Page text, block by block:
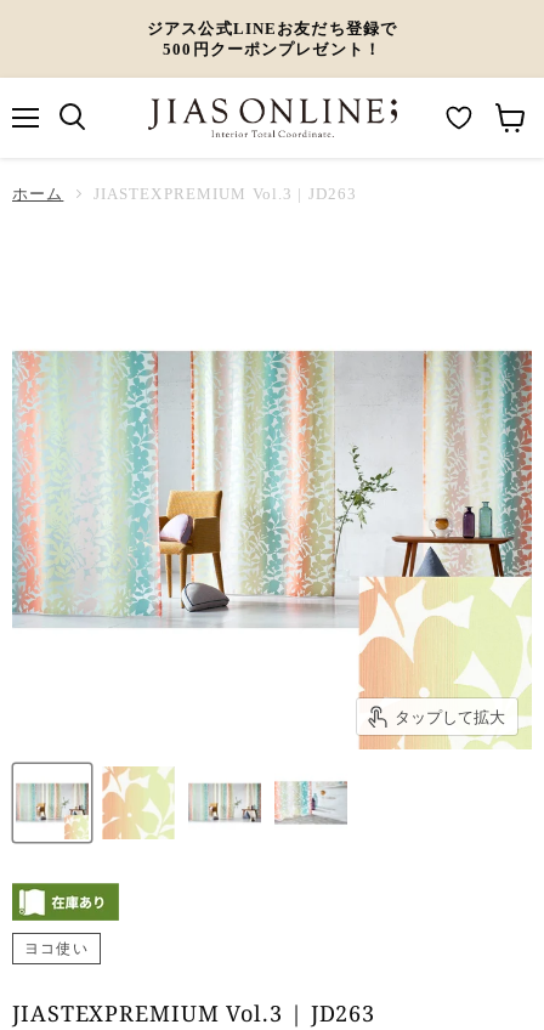
ジアス公式LINEお友だち登録で
500円クーポンプレゼント！
ー
l
i
s
t
ホーム JIASTEXPREMIUM Vol.3 | JD263
タップして拡大
ヨコ使い
JIASTEXPREMIUM Vol.3 | JD263